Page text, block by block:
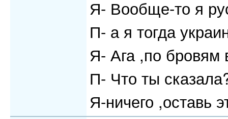
Я- Вообще-то я
П- а я тогда
Я- Ага ,по бровям
П- Что ты
Я-ничего ,оставь